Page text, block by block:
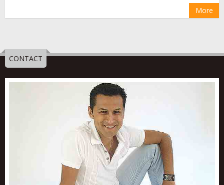
More
CONTACT